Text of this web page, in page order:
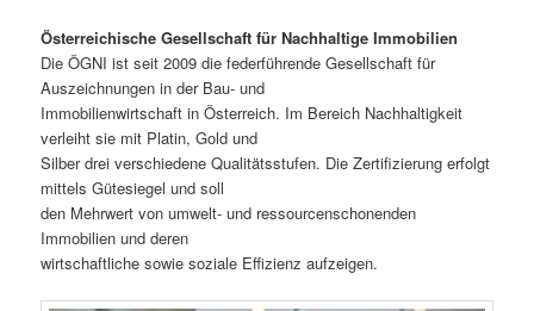
Österreichische Gesellschaft für Nachhaltige Immobilien
Die ÖGNI ist seit 2009 die federführende Gesellschaft für
Auszeichnungen in der Bau- und
Immobilienwirtschaft in Österreich. Im Bereich Nachhaltigkeit
verleiht sie mit Platin, Gold und
Silber drei verschiedene Qualitätsstufen. Die Zertifizierung erfolgt
mittels Gütesiegel und soll
den Mehrwert von umwelt- und ressourcenschonenden
Immobilien und deren
wirtschaftliche sowie soziale Effizienz aufzeigen.